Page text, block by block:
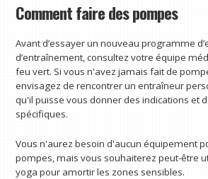
Comment faire des pompes
Avant d’essayer un nouveau programme
d’entraînement, consultez votre équipe
feu vert. Si vous n'avez jamais fait de
envisagez de rencontrer un entraîneur
qu'il puisse vous donner des indications et
spécifiques.
Vous n'aurez besoin d'aucun équipement
pompes, mais vous souhaiterez peut-être
yoga pour amortir les zones sensibles.